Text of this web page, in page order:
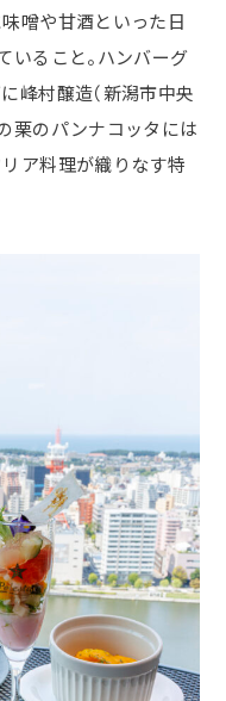
噌や甘酒といった日
いること。ハンバーグ
峰村醸造（新潟市中央
栗のパンナコッタには
ア料理が織りなす特